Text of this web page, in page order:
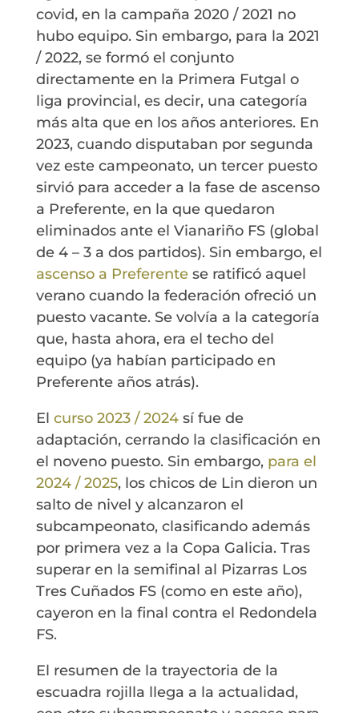
covid, en la campaña 2020 / 2021 no
hubo equipo. Sin embargo, para la 2021
/ 2022, se formó el conjunto
directamente en la Primera Futgal o
liga provincial, es decir, una categoría
más alta que en los años anteriores. En
2023, cuando disputaban por segunda
vez este campeonato, un tercer puesto
sirvió para acceder a la fase de ascenso
a Preferente, en la que quedaron
eliminados ante el Vianariño FS (global
de 4 – 3 a dos partidos). Sin embargo, el
ascenso a Preferentese ratificó aquel
verano cuando la federación ofreció un
puesto vacante. Se volvía a la categoría
que, hasta ahora, era el techo del
equipo (ya habían participado en
Preferente años atrás).
El curso 2023 / 2024sí fue de
adaptación, cerrando la clasificación en
el noveno puesto. Sin embargo, para el
2024 / 2025, los chicos de Lin dieron un
salto de nivel y alcanzaron el
subcampeonato, clasificando además
por primera vez a la Copa Galicia. Tras
superar en la semifinal al Pizarras Los
Tres Cuñados FS (como en este año),
cayeron en la final contra el Redondela
FS.
El resumen de la trayectoria de la
escuadra rojilla llega a la actualidad,